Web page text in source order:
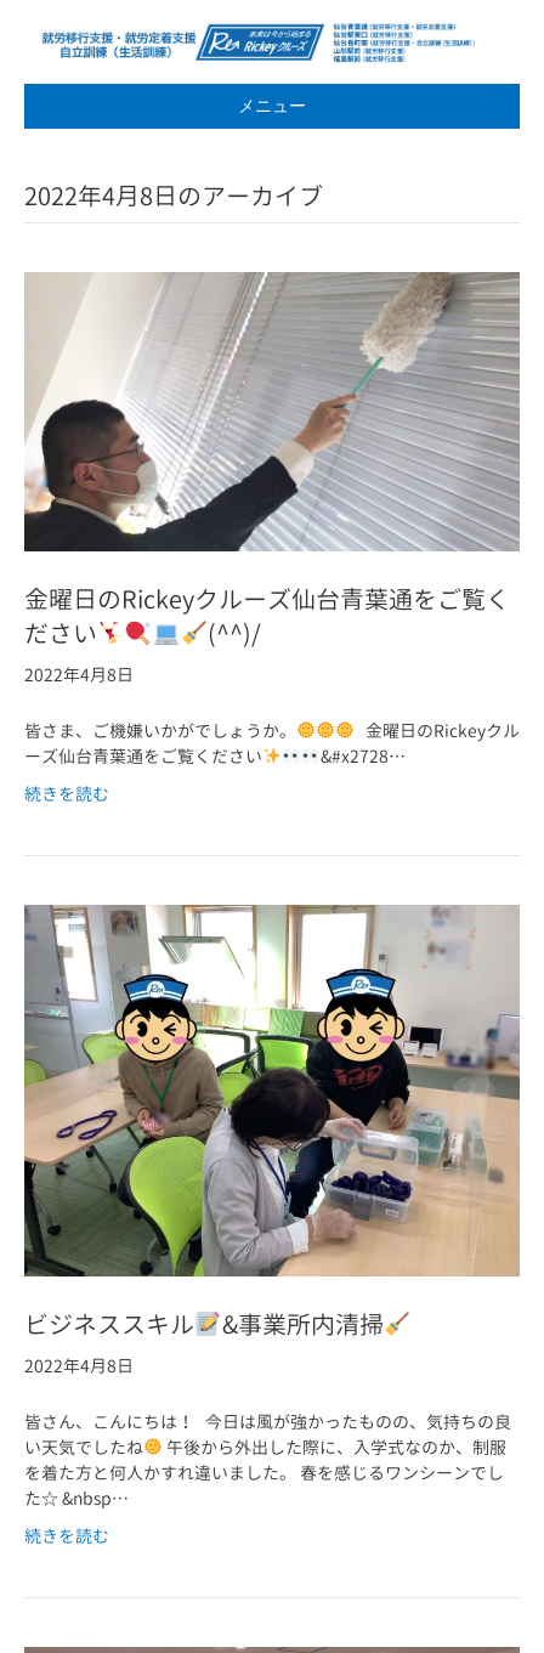
メニュー
2022年4月8日のアーカイブ
金曜日のRickeyクルーズ仙台青葉通をご覧く
ださい
(^^)/
2022年4月8日
皆さま、ご機嫌いかがでしょうか。
金曜日のRickeyクル
ーズ仙台青葉通をご覧ください
&#x2728…
続きを読む
ビジネススキル &事業所内清掃
2022年4月8日
皆さん、こんにちは！ 今日は風が強かったものの、気持ちの良
い天気でしたね
午後から外出した際に、入学式なのか、制服
を着た方と何人かすれ違いました。 春を感じるワンシーンでし
た☆ &nbsp…
続きを読む